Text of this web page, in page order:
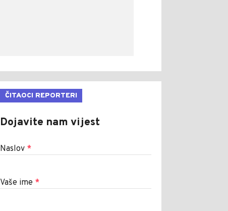
ČITAOCI REPORTERI
Dojavite nam vijest
Naslov *
Vaše ime *